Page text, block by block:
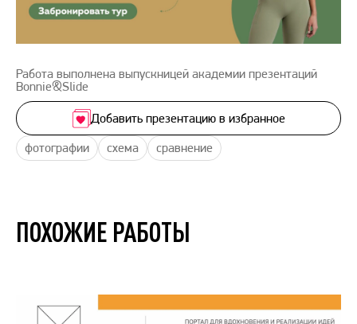
Работа выполнена выпускницей академии презентаций
Bonnie&Slide
фотографии схема сравнение
Добавить презентацию в избранное
ПОХОЖИЕ РАБОТЫ